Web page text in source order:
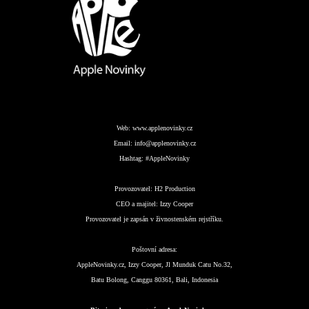
Web: www.applenovinky.cz
Email: info@applenovinky.cz
Hashtag: #AppleNovinky
Provozovatel: H2 Production
CEO a majitel: Izzy Cooper
Provozovatel je zapsán v živnostenském rejstříku.
Poštovní adresa:
AppleNovinky.cz, Izzy Cooper, Jl Munduk Catu No.32,
Batu Bolong, Canggu 80361, Bali, Indonesia